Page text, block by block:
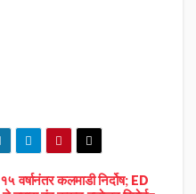
१५ वर्षानंतर कलमाडी निर्दोष; ED